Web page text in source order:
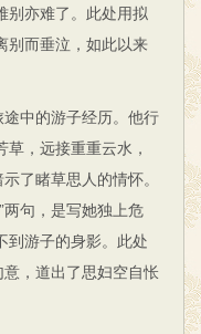
别亦难了。此处用拟
别而垂泣，如此以来
中的游子经历。他行
，远接重重云水，
了睹草思人的情怀。
句，是写她独上危
到游子的身影。此处
，道出了思妇空自怅